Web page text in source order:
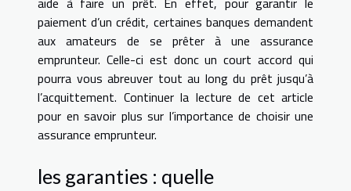
paiement d’un crédit, certaines banques demandent
aux amateurs de se prêter à une assurance
emprunteur. Celle-ci est donc un court accord qui
pourra vous abreuver tout au long du prêt jusqu’à
l’acquittement. Continuer la lecture de cet article
pour en savoir plus sur l’importance de choisir une
assurance emprunteur.
les garanties : quelle